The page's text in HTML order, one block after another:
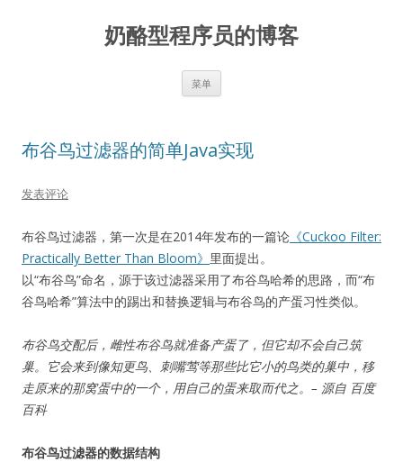
奶酪型程序员的博客
菜单
布谷鸟过滤器的简单Java实现
发表评论
布谷鸟过滤器，第一次是在2014年发布的一篇论 《Cuckoo Filter:
Practically Better Than Bloom》 里面提出。
以“布谷鸟”命名，源于该过滤器采用了布谷鸟哈希的思路，而“布
谷鸟哈希”算法中的踢出和替换逻辑与布谷鸟的产蛋习性类似。
布谷鸟交配后，雌性布谷鸟就准备产蛋了，但它却不会自己筑
巢。它会来到像知更鸟、刺嘴莺等那些比它小的鸟类的巢中，移
走原来的那窝蛋中的一个，用自己的蛋来取而代之。– 源自 百度
百科
布谷鸟过滤器的数据结构